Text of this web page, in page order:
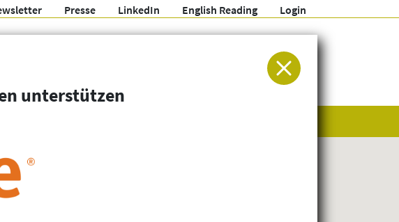
Presse LinkedIn English Reading Login
für Entwicklung und Humanitäre Hilfe
unterstützen